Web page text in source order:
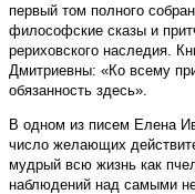
первый том полного
философские сказы и
рериховского наследия.
Дмитриевны: «Ко всему
обязанность здесь».
В одном из писем Елена
число желающих
мудрый всю жизнь как
наблюдений над самыми